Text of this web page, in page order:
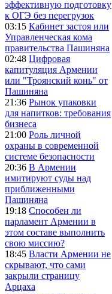
эффективную подготовку
к ОГЭ без перегрузок
03:15 Кабинет застоя или
Управленческая кома
правительства Пашиняна
02:48 Цифровая
капитуляция Армении
или "Троянский конь" от
Пашиняна
21:36 Рынок упаковки
для напитков: требования
бизнеса
21:00 Роль личной
охраны в современной
системе безопасности
20:36 В Армении
имитируют суды над
приближенными
Пашиняна
19:18 Способен ли
парламент Армении в
этом составе выполнить
свою миссию?
18:45 Власти Армении не
скрывают, что сами
закрыли страницу
Арцаха